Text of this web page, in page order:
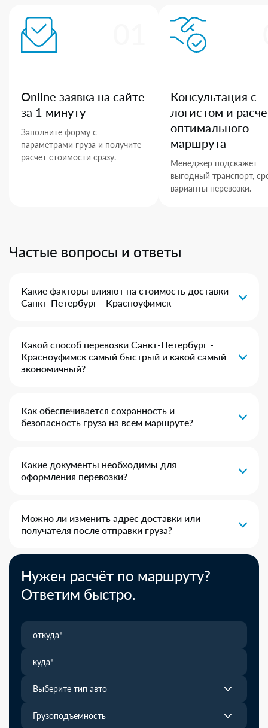
Online заявка на сайте
за 1 минуту
Заполните форму с
параметрами груза и получите
расчет стоимости сразу.
Консультация с
логистом и
оптимального
маршрута
Менеджер подскажет
выгодный транспорт,
варианты перевозки.
Частые вопросы и ответы
Какие факторы влияют на стоимость доставки
Санкт-Петербург - Красноуфимск
Какой способ перевозки Санкт-Петербург -
Красноуфимск самый быстрый и какой самый
экономичный?
Как обеспечивается сохранность и
безопасность груза на всем маршруте?
Какие документы необходимы для
оформления перевозки?
Можно ли изменить адрес доставки или
получателя после отправки груза?
Нужен расчёт по маршруту?
Ответим быстро.
Выберите тип авто
Грузоподъемность